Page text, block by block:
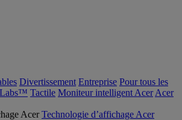
Divertissement Entreprise Pour tous les
Tactile Moniteur intelligent Acer Acer
Technologie d’affichage Acer